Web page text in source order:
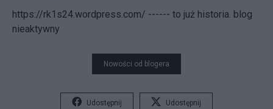
https://rk1s24.wordpress.com/ ------ to już historia. blog
nieaktywny
Nowości od blogera
Udostępnij Udostępnij